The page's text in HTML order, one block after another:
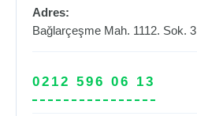
Adres:
Bağlarçeşme Mah. 1112. Sok. 3
0212 596 06 13